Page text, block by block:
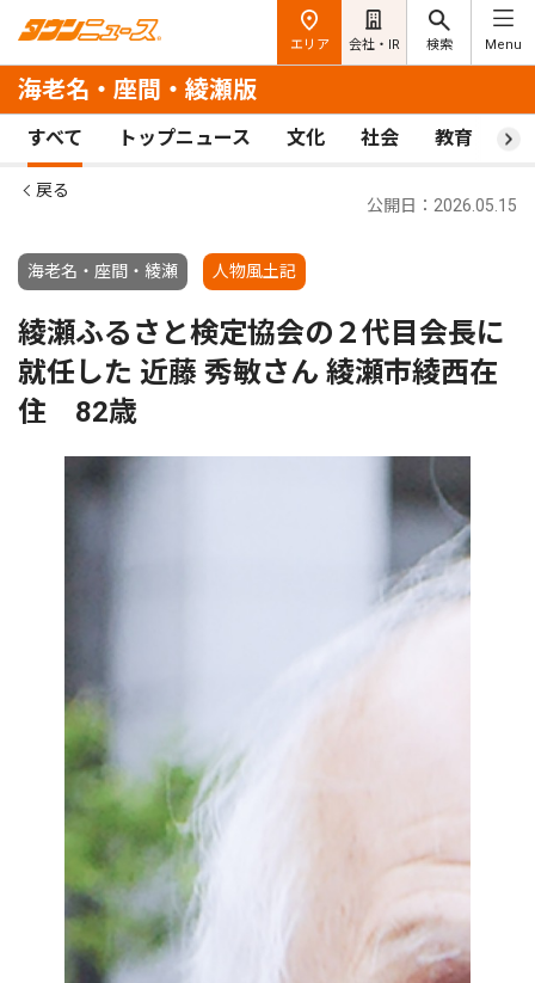
エリア 会社・IR 検索 Menu
海老名・座間・綾瀬版
すべて トップニュース 文化 社会 教育 ス
戻る
海老名・座間・綾瀬 人物風土記
公開日：2026.05.15
綾瀬ふるさと検定協会の２代目会長に
就任した 近藤 秀敏さん 綾瀬市綾西在
住 82歳